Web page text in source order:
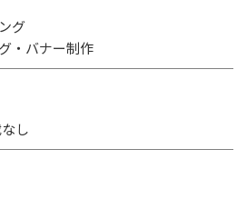
グ
・バナー制作
し